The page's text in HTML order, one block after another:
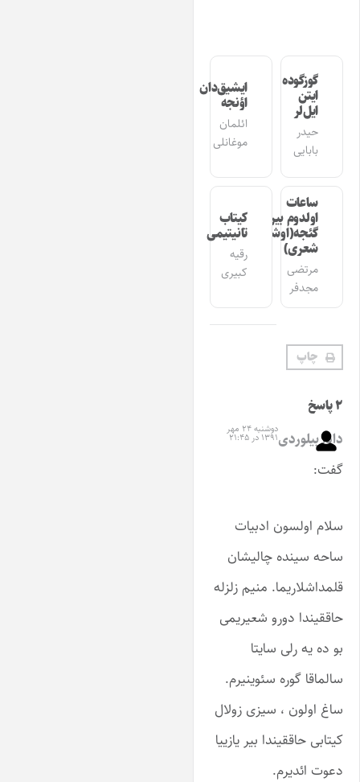
گوزگوده
ایتن
ایل‌لر
حیدر
بابایی
ایشیق‌دان
اؤنجه
ائلمان
موغانلی
ساعات
اولدوم بیر
گئجه(اوشاق
شعری)
مرتضی
مجدفر
کیتاب
تانیتیمی
رقیه
کبیری
چاپ
دادا بیلوردی
گفت:
دوشنبه ۲۴ مهر
۱۳۹۱ در ۲۱:۴۵
سلام اولسون ادبیات
ساحه سینده چالیشان
قلمداشلاریما. منیم زلزله
حاققیندا دورو شعیریمی
بو ده یه رلی سایتا
سالماقا گوره سئوینیرم.
ساغ اولون ، سیزی زولال
کیتابی حاققیندا بیر یازییا
دعوت ائدیرم.